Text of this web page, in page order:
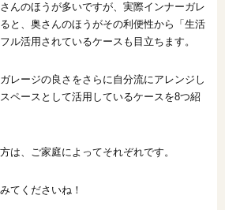
んのほうが多いですが、実際インナーガレ
と、奥さんのほうがその利便性から「生活
ル活用されているケースも目立ちます。
レージの良さをさらに自分流にアレンジし
ペースとして活用しているケースを8つ紹
は、ご家庭によってそれぞれです。
てくださいね！